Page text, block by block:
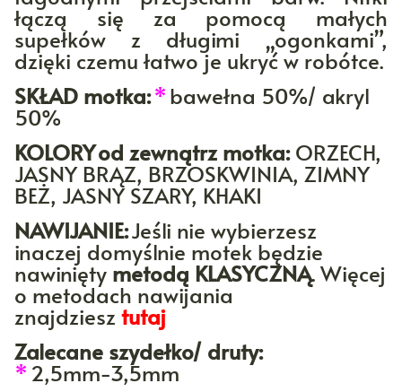
łączą się za pomocą małych
supełków z długimi „ogonkami”,
dzięki czemu łatwo je ukryć w robótce.
SKŁAD motka:*bawełna 50%/ akryl
50%
KOLORYod zewnątrz motka:ORZECH,
JASNY BRĄZ, BRZOSKWINIA, ZIMNY
BEŻ, JASNY SZARY, KHAKI
NAWIJANIE:Jeśli nie wybierzesz
inaczej domyślnie motek będzie
nawinięty metodą KLASYCZNĄ. Więcej
o metodach nawijania
znajdziesz tutaj
Zalecane szydełko/ druty:
* 2,5mm-3,5mm